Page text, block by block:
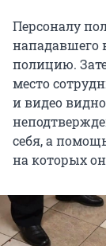
Персоналу
нападавшего
полицию.
место
и видео
себя, а
на которых